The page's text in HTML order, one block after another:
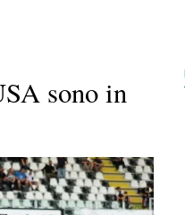
sono in